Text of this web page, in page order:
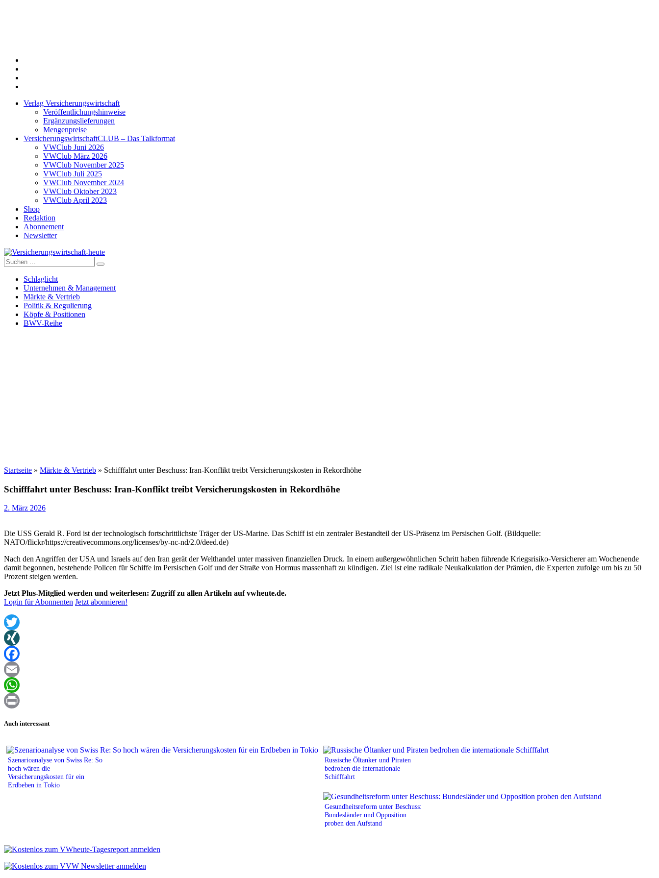
Verlag Versicherungswirtschaft
Veröffentlichungshinweise
Ergänzungslieferungen
Mengenpreise
VersicherungswirtschaftCLUB – Das Talkformat
VWClub Juni 2026
VWClub März 2026
VWClub November 2025
VWClub Juli 2025
VWClub November 2024
VWClub Oktober 2023
VWClub April 2023
Shop
Redaktion
Abonnement
Newsletter
Versicherungswirtschaft-heute
Suche
nach:
Schlaglicht
Unternehmen & Management
Märkte & Vertrieb
Politik & Regulierung
Köpfe & Positionen
BWV-Reihe
Startseite » Märkte & Vertrieb » Schifffahrt unter Beschuss: Iran-Konflikt treibt Versicherungskosten in Rekordhöhe
Schifffahrt unter Beschuss: Iran-Konflikt treibt Versicherungskosten in Rekordhöhe
2. März 2026
Die USS Gerald R. Ford ist der technologisch fortschrittlichste Träger der US-Marine. Das Schiff ist ein zentraler Bestandteil der US-Präsenz im Persischen Golf. (Bildquelle:
NATO/flickr/https://creativecommons.org/licenses/by-nc-nd/2.0/deed.de)
Nach den Angriffen der USA und Israels auf den Iran gerät der Welthandel unter massiven finanziellen Druck. In einem außergewöhnlichen Schritt haben führende Kriegsrisiko-Versicherer am Wochenende
damit begonnen, bestehende Policen für Schiffe im Persischen Golf und der Straße von Hormus massenhaft zu kündigen. Ziel ist eine radikale Neukalkulation der Prämien, die Experten zufolge um bis zu 50
Prozent steigen werden.
Jetzt Plus-Mitglied werden und weiterlesen: Zugriff zu allen Artikeln auf vwheute.de.
Login für Abonnenten Jetzt abonnieren!
Twitter
XING
Facebook
Email
WhatsApp
Auch interessant
Szenarioanalyse von Swiss Re: So
hoch wären die
Versicherungskosten für ein
Erdbeben in Tokio
Russische Öltanker und Piraten
bedrohen die internationale
Schifffahrt
Gesundheitsreform unter Beschuss:
Bundesländer und Opposition
proben den Aufstand